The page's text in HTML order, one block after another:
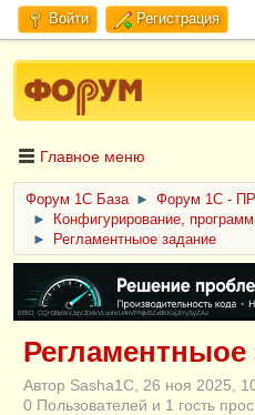
Войти Регистрация
Главное меню
Форум 1C База ►
Форум 1С -
►
Конфигурирование,
►
Регламентныое задание
ERID: CQH36pWzJqVJD4xVLsnhcU4hVPNjkBZe8KKxjJiYySyZAz
Регламентныое
Автор Sasha1C, 26 ноя 2025,
0 Пользователей и 1 гость